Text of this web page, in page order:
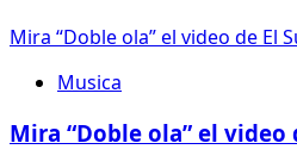
Mira “Doble ola” el video de El
Musica
Mira “Doble ola” el video